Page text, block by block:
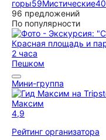
горы59Мистические40
96 предложений
По популярности
2 часа
Пешком
Мини-группа
Максим
4,9
Рейтинг организатора